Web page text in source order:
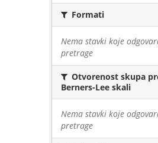
Formati
Nema stavki koje
pretrage
Otvorenost skupa
Berners-Lee skali
Nema stavki koje
pretrage